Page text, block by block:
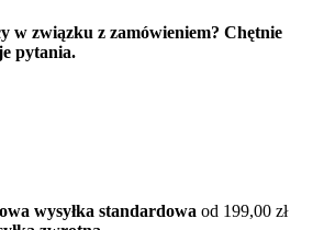
w związku z zamówieniem? Chętnie
pytania.
wysyłka standardowa od 199,00 zł